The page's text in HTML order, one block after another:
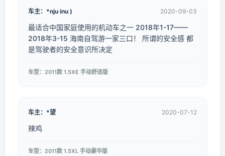
车主：*nju inu ) 2020-09-03
最适合中国家庭使用的机动车之一 2018年1-17——
2018年3-15 海南自驾游一家三口！ 所谓的安全感 都
是驾驶者的安全意识所决定
车型：2011款 1.5XE 手动舒适版
车主：*望 2020-07-12
辣鸡
车型：2011款 1.5XL 手动豪华版